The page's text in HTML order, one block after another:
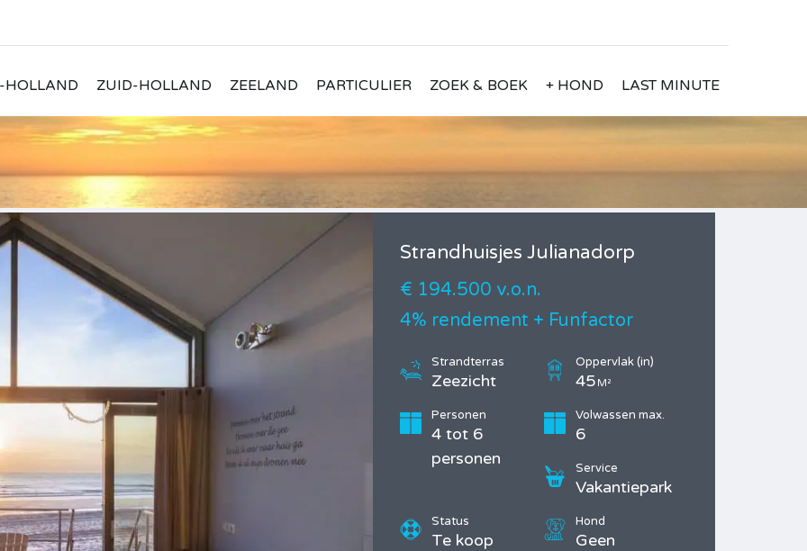
HOLLAND ZUID-HOLLAND ZEELAND PARTICULIER ZOEK & BOEK + HOND LAST MINUTE
Strandhuisjes Julianadorp
€ 194.500 v.o.n.
4% rendement + Funfactor
Strandterras
Zeezicht
Oppervlak (in)
45 M²
Personen
4 tot 6
personen
Volwassen max.
6
Service
Vakantiepark
Status
Te koop
Hond
Geen